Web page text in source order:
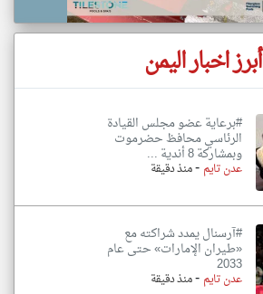
أبرز اخبار اليمن
#برعاية عضو مجلس القيادة
الرئاسي محافظ حضرموت
وبمشاركة 8 أندية ...
عدن تايم -منذ دقيقة
#آرسنال يمدد شراكته مع
«طيران الإمارات» حتى عام
2033
عدن تايم -منذ دقيقة